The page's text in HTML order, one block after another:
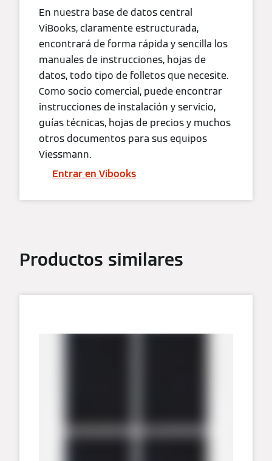
En nuestra base de datos central
ViBooks, claramente estructurada,
encontrará de forma rápida y sencilla los
manuales de instrucciones, hojas de
datos, todo tipo de folletos que necesite.
Como socio comercial, puede encontrar
instrucciones de instalación y servicio,
guías técnicas, hojas de precios y muchos
otros documentos para sus equipos
Viessmann.
Entrar en Vibooks
Productos similares